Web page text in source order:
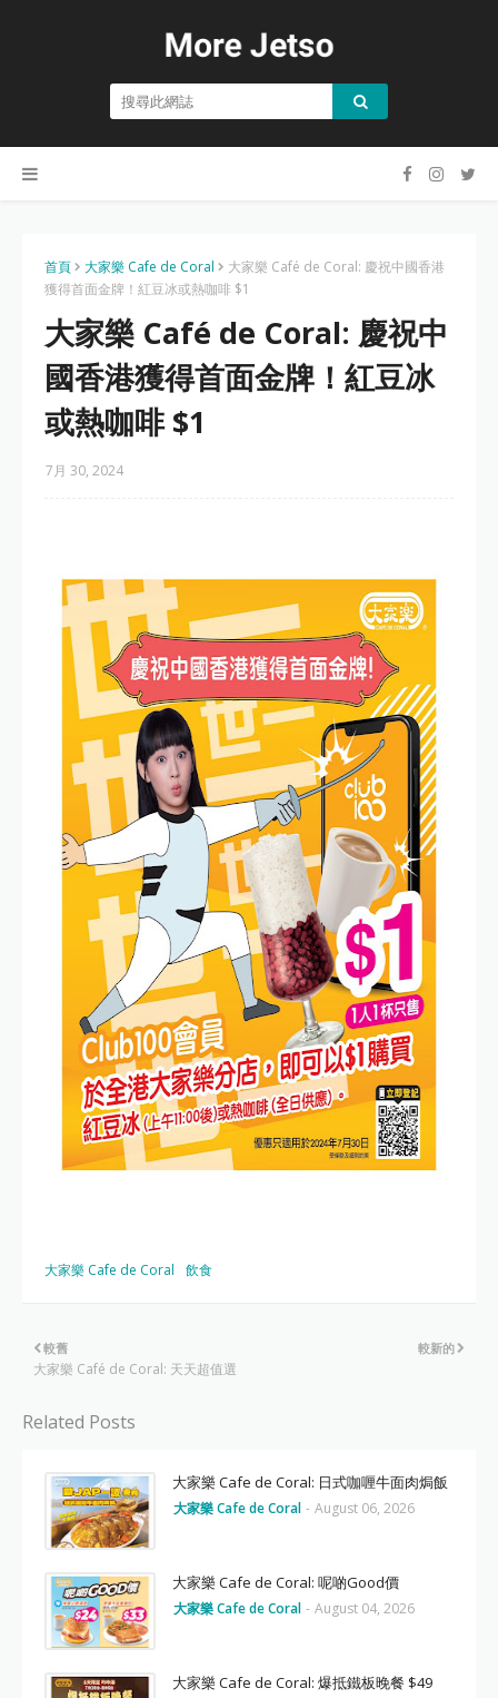
首頁 大家樂 Cafe de Coral
大家樂 Café de Coral: 慶祝中國香港
獲得首面金牌！紅豆冰或熱咖啡 $1
大家樂 Café de Coral: 慶祝中
國香港獲得首面金牌！紅豆冰
或熱咖啡 $1
7月 30, 2024
大家樂 Cafe de Coral 飲食
較新的
較舊
大家樂 Café de Coral: 天天超值選
Related Posts
大家樂 Cafe de Coral: 日式咖喱牛面肉焗飯
大家樂 Cafe de Coral - August 06, 2026
大家樂 Cafe de Coral: 呢啲Good價
大家樂 Cafe de Coral - August 04, 2026
大家樂 Cafe de Coral: 爆抵鐵板晚餐 $49